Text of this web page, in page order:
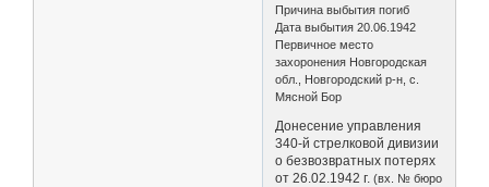
Причина выбытия погиб
Дата выбытия 20.06.1942
Первичное место
захоронения Новгородская
обл., Новгородский р-н, с.
Мясной Бор
Донесение управления
340-й стрелковой дивизии
о безвозвратных потерях
от 26.02.1942 г. (вх. № бюро